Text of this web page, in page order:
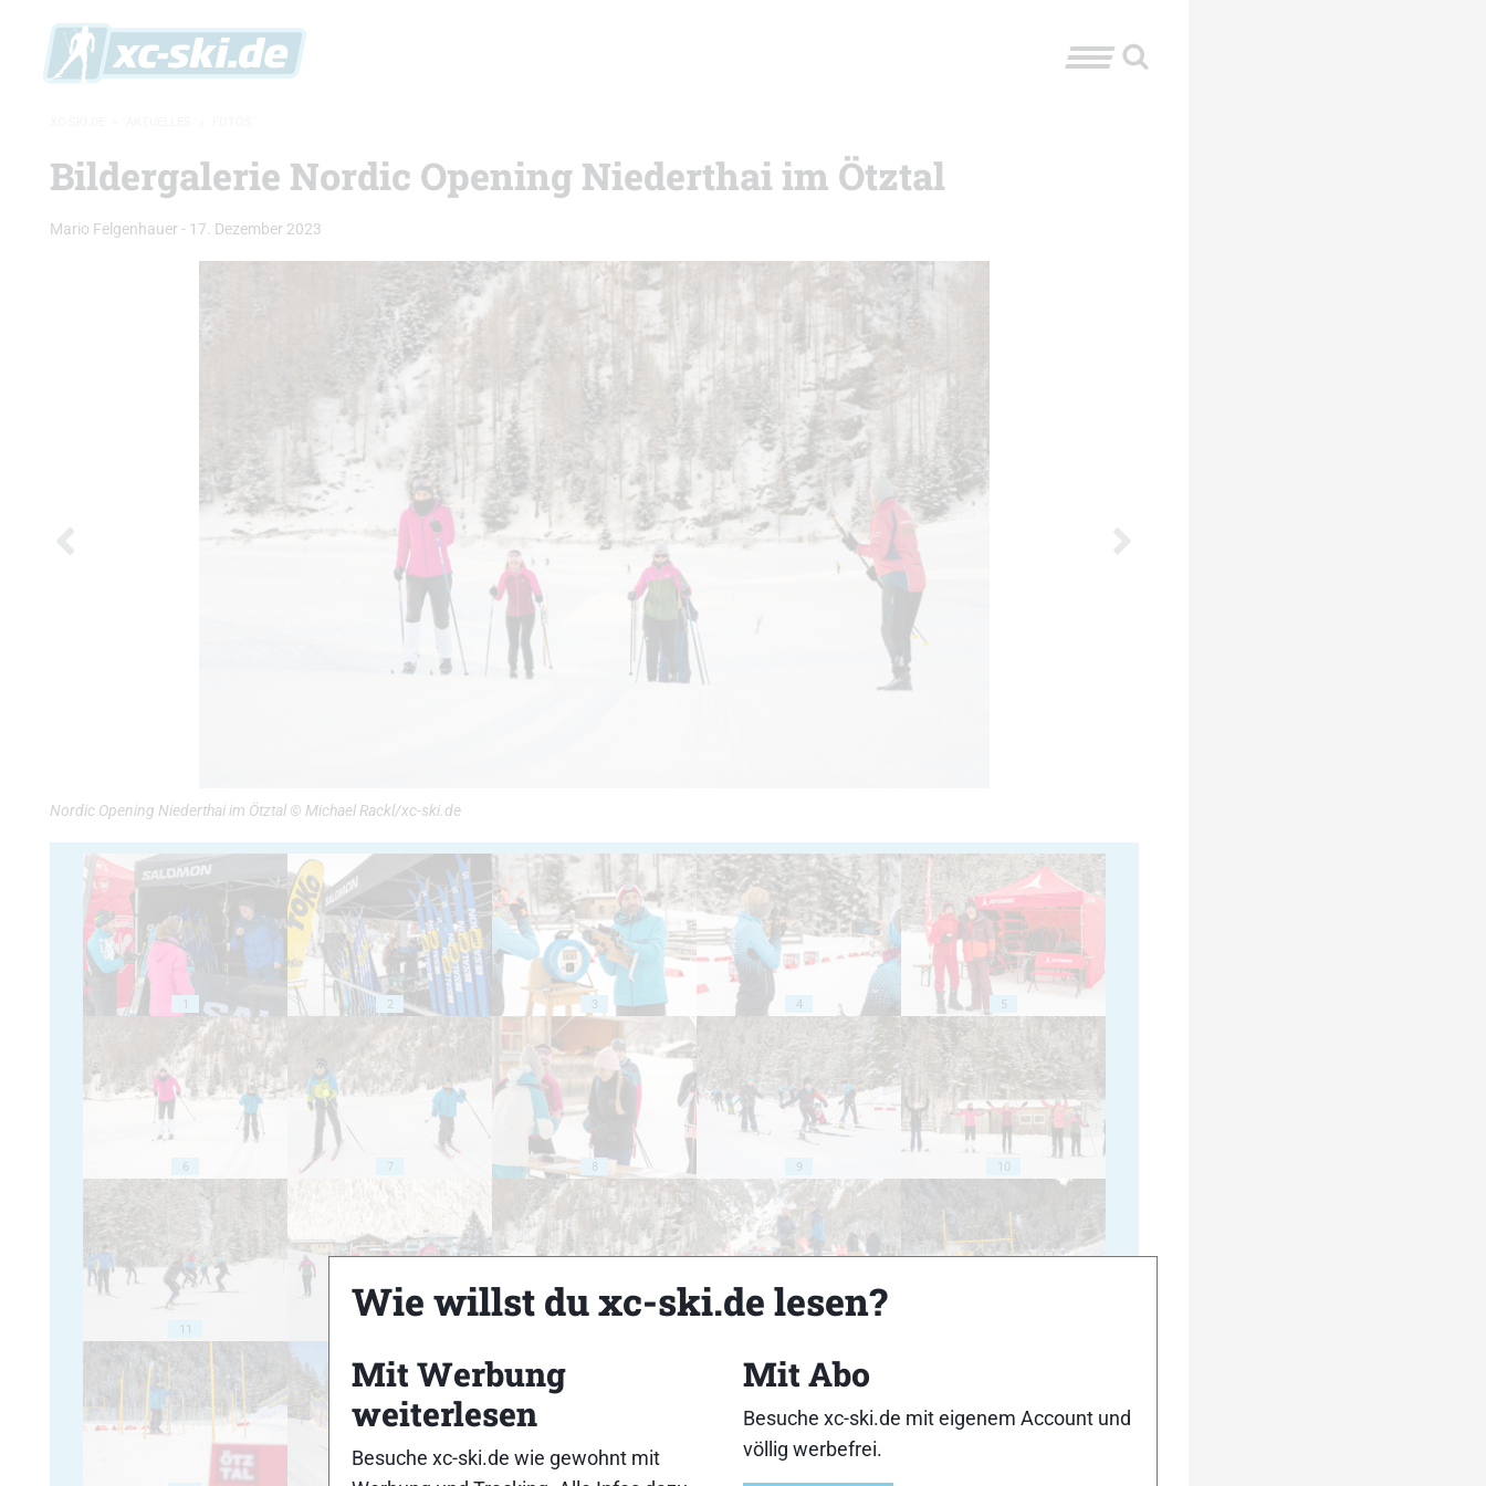
Bildergalerie Nordic Opening Niederthai im Ötztal
Mario Felgenhauer - 17. Dezember 2023
Nordic Opening Niederthai im Ötztal © Michael Rackl/xc-ski.de
1 2 3 4 5
6 7 8 9 10
11
Wie willst du xc-ski.de lesen?
Mit Werbung
weiterlesen
Besuche xc-ski.de wie gewohnt mit
Mit Abo
Besuche xc-ski.de mit eigenem Account und
völlig werbefrei.